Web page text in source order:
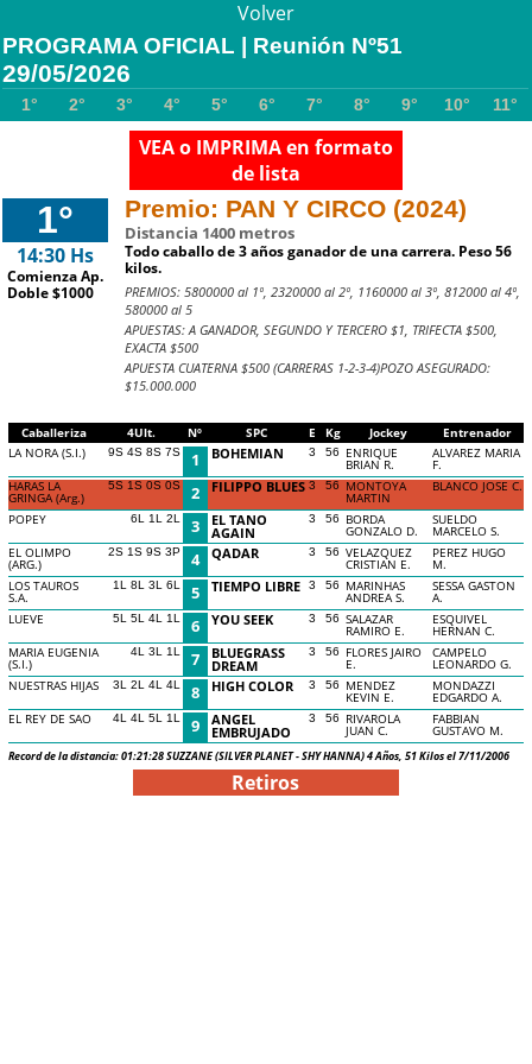
Volver
PROGRAMA OFICIAL | Reunión Nº51
29/05/2026
1° 2° 3° 4° 5° 6° 7° 8° 9° 10° 11°
VEA o IMPRIMA en formato
de lista
1°
14:30 Hs
Comienza Ap.
Doble $1000
Premio: PAN Y CIRCO (2024)
Distancia 1400 metros
Todo caballo de 3 años ganador de una carrera. Peso 56
kilos.
PREMIOS: 5800000 al 1º, 2320000 al 2º, 1160000 al 3º, 812000 al 4º,
580000 al 5
APUESTAS: A GANADOR, SEGUNDO Y TERCERO $1, TRIFECTA $500,
EXACTA $500
APUESTA CUATERNA $500 (CARRERAS 1-2-3-4)POZO ASEGURADO:
$15.000.000
Caballeriza 4Ult. Nº SPC E Kg Jockey Entrenador
LA NORA (S.I.) 9S 4S 8S 7S 1 BOHEMIAN 3 56 ENRIQUE
BRIAN R.
ALVAREZ MARIA
F.
HARAS LA
GRINGA (Arg.)
5S 1S 0S 0S 2 FILIPPO BLUES 3 56 MONTOYA
MARTIN
BLANCO JOSE C.
POPEY
6L 1L 2L 3 EL TANO
AGAIN
3 56 BORDA
GONZALO D.
SUELDO
MARCELO S.
EL OLIMPO
(ARG.)
2S 1S 9S 3P 4 QADAR 3 56 VELAZQUEZ
CRISTIAN E.
PEREZ HUGO
M.
LOS TAUROS
S.A.
1L 8L 3L 6L 5 TIEMPO LIBRE 3 56 MARINHAS
ANDREA S.
SESSA GASTON
A.
LUEVE
5L 5L 4L 1L 6 YOU SEEK 3 56 SALAZAR
RAMIRO E.
ESQUIVEL
HERNAN C.
MARIA EUGENIA
(S.I.)
4L 3L 1L 7 BLUEGRASS
DREAM
3 56 FLORES JAIRO
E.
CAMPELO
LEONARDO G.
NUESTRAS HIJAS
3L 2L 4L 4L 8 HIGH COLOR 3 56 MENDEZ
KEVIN E.
MONDAZZI
EDGARDO A.
EL REY DE SAO
4L 4L 5L 1L 9 ANGEL
EMBRUJADO
3 56 RIVAROLA
JUAN C.
FABBIAN
GUSTAVO M.
Record de la distancia: 01:21:28 SUZZANE (SILVER PLANET - SHY HANNA) 4 Años, 51 Kilos el 7/11/2006
Retiros